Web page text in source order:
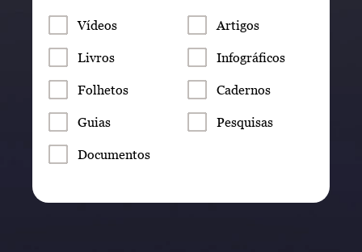
Vídeos Artigos
Livros Infográficos
Folhetos Cadernos
Guias Pesquisas
Documentos